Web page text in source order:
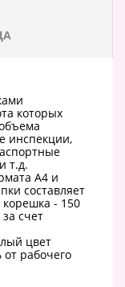
которых
инспекции,
т.д.
А4 и
составляет
- 150
счет
цвет
от рабочего